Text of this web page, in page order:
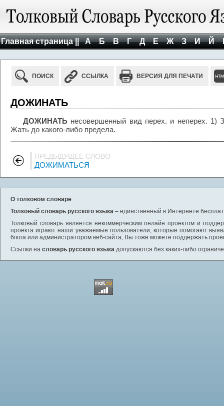
Главная страница || А Б В Г Д Е Ж З И Й
ПОИСК ССЫЛКА ВЕРСИЯ ДЛЯ ПЕЧАТИ
ДОЖИНАТЬ
ДОЖИНАТЬ несовершенный вид перех. и неперех. 1)
Жать до какого-либо предела.
ПРЕДЫДУЩЕЕ СЛОВО
ДОЖИМАТЬСЯ
О толковом словаре
Толковый словарь русского языка – единственный в Интернете
Толковый словарь является некоммерческим онлайн проектом и
проекта играют наши уважаемые пользователи, которые помогают
блога или администратором веб-сайта, Вы тоже можете поддержать
Ссылки на словарь русского языка допускаются без каких-либо